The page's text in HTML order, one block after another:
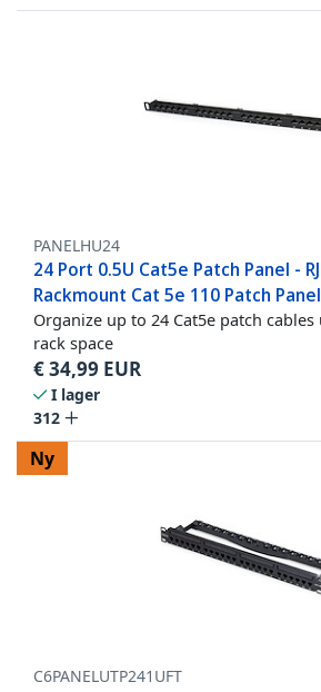
PANELHU24
24 Port 0.5U Cat5e Patch Panel -
Rackmount Cat 5e 110 Patch Panel
Organize up to 24 Cat5e patch
rack space
€34,99 EUR
I lager
312
Ny
C6PANELUTP241UFT